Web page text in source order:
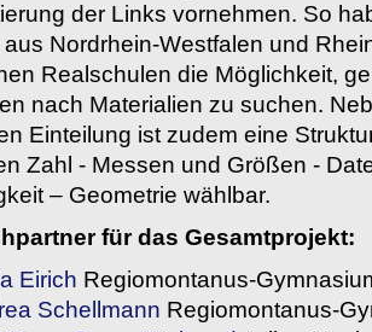
der Links vornehmen. So
Nordrhein-Westfalen und
Realschulen die Möglichkeit,
nach Materialien zu suchen.
Einteilung ist zudem eine
Zahl - Messen und Größen -
– Geometrie wählbar.
für das Gesamtprojekt:
Eirich Regiomontanus-
Schellmann Regiomontanus-